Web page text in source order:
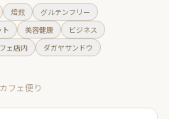
焙煎
グルテンフリー
ト 美容健康
ビジネス
ェ店内 ダガヤサンドウ
フェ便り